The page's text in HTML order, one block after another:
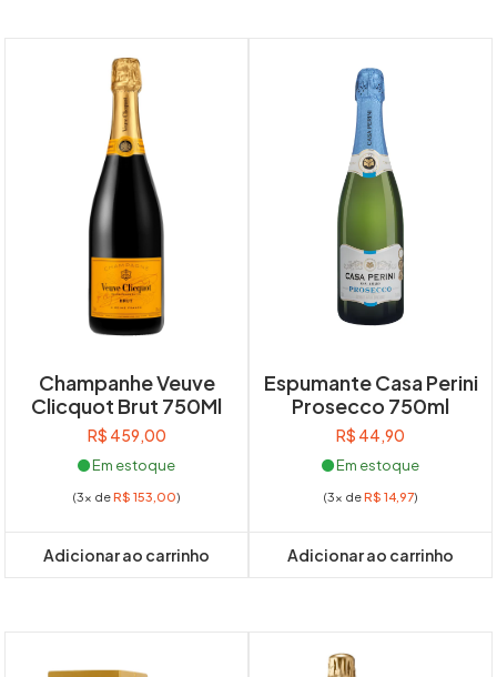
Champanhe Veuve
Clicquot Brut 750Ml
R$ 459,00
Em estoque
(3x deR$ 153,00)
Adicionar ao carrinho
Espumante Casa Perini
Prosecco 750ml
R$ 44,90
Em estoque
(3x deR$ 14,97)
Adicionar ao carrinho